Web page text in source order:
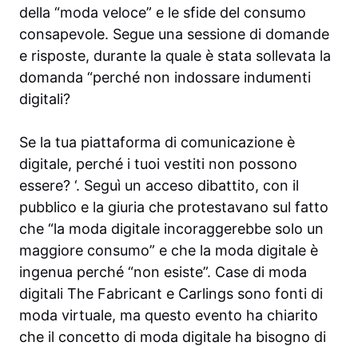
della “moda veloce” e le sfide del consumo
consapevole. Segue una sessione di domande
e risposte, durante la quale è stata sollevata la
domanda “perché non indossare indumenti
digitali?
Se la tua piattaforma di comunicazione è
digitale, perché i tuoi vestiti non possono
essere? ‘. Seguì un acceso dibattito, con il
pubblico e la giuria che protestavano sul fatto
che “la moda digitale incoraggerebbe solo un
maggiore consumo” e che la moda digitale è
ingenua perché “non esiste”. Case di moda
digitali The Fabricant e Carlings sono fonti di
moda virtuale, ma questo evento ha chiarito
che il concetto di moda digitale ha bisogno di